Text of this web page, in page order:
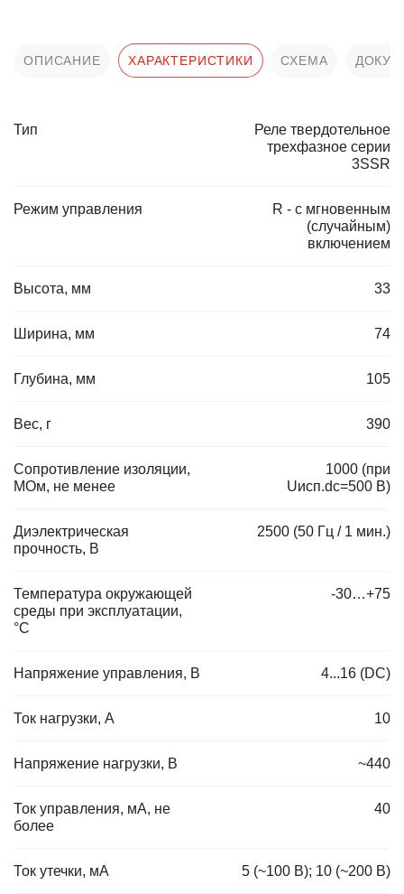
ОПИСАНИЕ ХАРАКТЕРИСТИКИ СХЕМА
Тип
Реле твердотельное
трехфазное серии
3SSR
Режим управления
R - с мгновенным
(случайным)
включением
Высота, мм 33
Ширина, мм 74
Глубина, мм 105
Вес, г 390
Сопротивление изоляции,
МОм, не менее
1000 (при
Uисп.dc=500 В)
Диэлектрическая
прочность, В
2500 (50 Гц / 1 мин.)
Температура окружающей
среды при эксплуатации,
°C
-30…+75
Напряжение управления, В 4...16 (DC)
Ток нагрузки, А 10
Напряжение нагрузки, В ~440
Ток управления, мА, не
более
40
Ток утечки, мА 5 (~100 В); 10 (~200 В)